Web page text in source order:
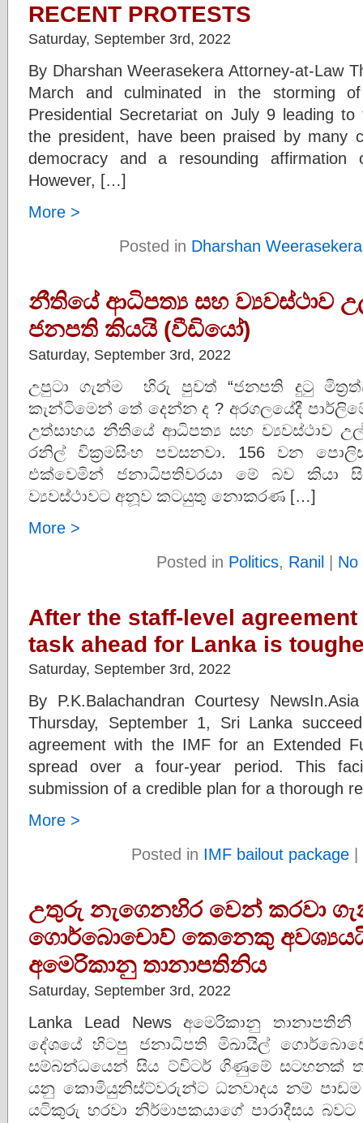
RECENT PROTESTS
Saturday, September 3rd, 2022
By Dharshan Weerasekera Attorney-at-Law
March and culminated in the storming
Presidential Secretariat on July 9 leading
the president, have been praised by many
democracy and a resounding
However, […]
More >
Posted in Dharshan Weerasekera
නීතියේ ආධිපත්‍ය සහ ව්‍යවස්ථාව
ජනපති කියයි (වීඩියෝ)
Saturday, September 3rd, 2022
උපුටා ගැන්ම හිරු පුවත් “ජනපති දුටු
කැන්ටිමෙන් තේ දෙන්න ද ? අරගලයේදී
උත්සාහය නීතියේ ආධිපත්‍ය සහ ව්‍යවස්ථාව
රනිල් වික්‍රමසිංහ පවසනවා. 156 වන
එක්වෙමින් ජනාධිපතිවරයා මේ බව කියා
ව්‍යවස්ථාවට අනූව කටයුතු නොකරණ […]
More >
Posted in Politics, Ranil | No
After the staff-level agreement
task ahead for Lanka is
Saturday, September 3rd, 2022
By P.K.Balachandran Courtesy
Thursday, September 1, Sri Lanka
agreement with the IMF for an Extended
spread over a four-year period. This
submission of a credible plan for a thorough
More >
Posted in IMF bailout package |
උතුරු නැගෙනහිර වෙන් කරවා
ගොර්බොචොව් කෙනෙකු අවශ්‍යයයි-
අමෙරිකානු තානාපතිනිය
Saturday, September 3rd, 2022
Lanka Lead News අමෙරිකානු
දේශයේ හිටපු ජනාධිපති මිඛායිල්
සම්බන්ධයෙන් සිය ට්විටර් ගිණුමේ සටහනක්
යනු කොමියුනිස්ට්වරුන්ට ධනවාදය නම් පාඩම
යටිකුරු හරවා නිර්මාපකයාගේ පාරාදීසය